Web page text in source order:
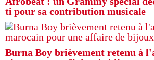
ti pour sa contribution musicale
Burna Boy brièvement retenu à